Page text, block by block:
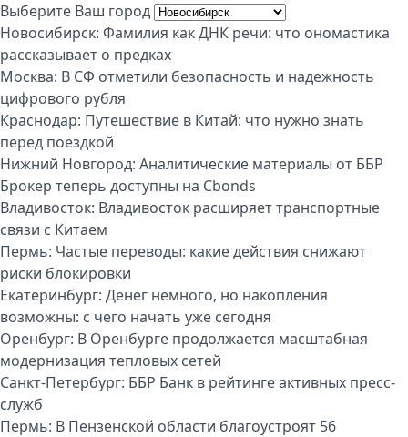
Выберите Ваш город
Новосибирск: Фамилия как ДНК речи: что ономастика
рассказывает о предках
Москва: В СФ отметили безопасность и надежность
цифрового рубля
Краснодар: Путешествие в Китай: что нужно знать
перед поездкой
Нижний Новгород: Аналитические материалы от ББР
Брокер теперь доступны на Cbonds
Владивосток: Владивосток расширяет транспортные
связи с Китаем
Пермь: Частые переводы: какие действия снижают
риски блокировки
Екатеринбург: Денег немного, но накопления
возможны: с чего начать уже сегодня
Оренбург: В Оренбурге продолжается масштабная
модернизация тепловых сетей
Санкт-Петербург: ББР Банк в рейтинге активных пресс-
служб
Пермь: В Пензенской области благоустроят 56